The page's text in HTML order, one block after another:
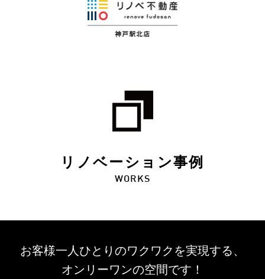
リノベーション事例
WORKS
お客様一人ひとりのワクワクを実現する、
オンリーワンの空間です！